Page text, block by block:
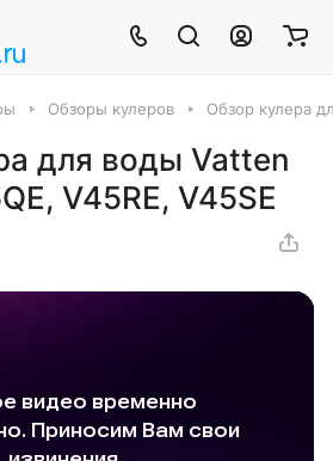
Обзоры кулеров Обзор кулера
для воды Vatten
V45RE, V45SE